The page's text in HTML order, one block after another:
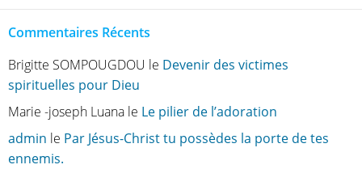
Commentaires Récents
Brigitte SOMPOUGDOU le Devenir des victimes
spirituelles pour Dieu
Marie -joseph Luana le Le pilier de l’adoration
admin le Par Jésus-Christ tu possèdes la porte de tes
ennemis.